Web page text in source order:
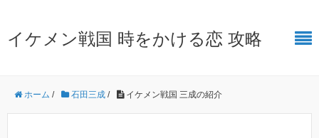
イケメン戦国 時をかける恋 攻略
ホーム / 石田三成 / イケメン戦国 三成の紹介